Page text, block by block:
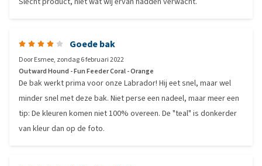
Goede bak
DoorEsmee, zondag 6 februari 2022
Outward Hound - Fun Feeder Coral - Orange
De bak werkt prima voor onze Labrador! Hij eet snel, maar wel
minder snel met deze bak. Niet perse een nadeel, maar meer een
tip: De kleuren komen niet 100% overeen. De "teal" is donkerder
van kleur dan op de foto.